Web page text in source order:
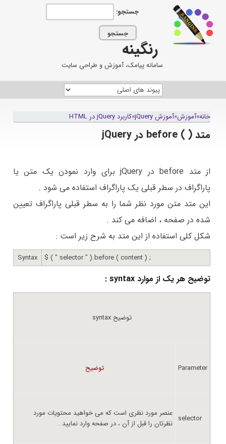
جستجو:
رنگینه
سامانه پیامک، آموزش و طراحی سایت
خانه»آموزش»آموزش jQuery »کاربرد jQuery در HTML
متد ( ) before در jQuery
از متد before در jQuery برای وارد نمودن یک متن یا
پاراگراف در سطر قبلی یک پاراگراف استفاده می شود .
این متد متن مورد نظر شما را به سطر قبلی پاراگراف تعیین
شده در صفحه ، اضافه می کند .
شکل کلی استفاده از این متد به شرح زیر است :
Syntax $ ( " selector " ).before ( content ) ;
توضیح هر یک از موارد syntax :
syntax توضیح
توضیح Parameter
عنصر مورد نظری است که می خواهید محتویات مورد
نظرتان را قبل از آن ، در صفحه وارد نمایید . selector